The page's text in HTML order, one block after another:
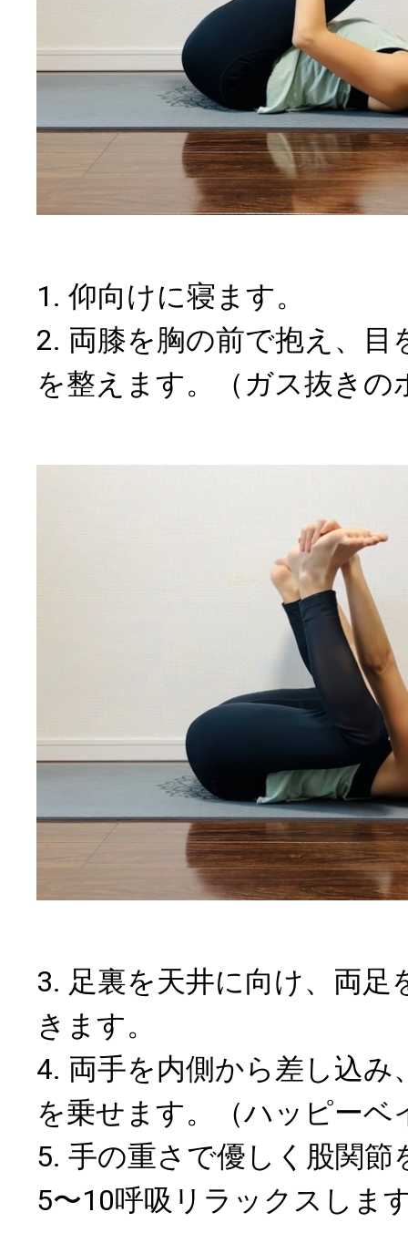
1. 仰向けに寝ます。
2. 両膝を胸の前で抱え、目
を整えます。（ガス抜きの
3. 足裏を天井に向け、両足
きます。
4. 両手を内側から差し込み
を乗せます。（ハッピーベ
5. 手の重さで優しく股関節
5〜10呼吸リラックスしま